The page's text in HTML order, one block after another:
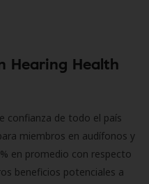
Hearing Health
confianza de todo el país
miembros en audífonos y
en promedio con respecto
beneficios potenciales a